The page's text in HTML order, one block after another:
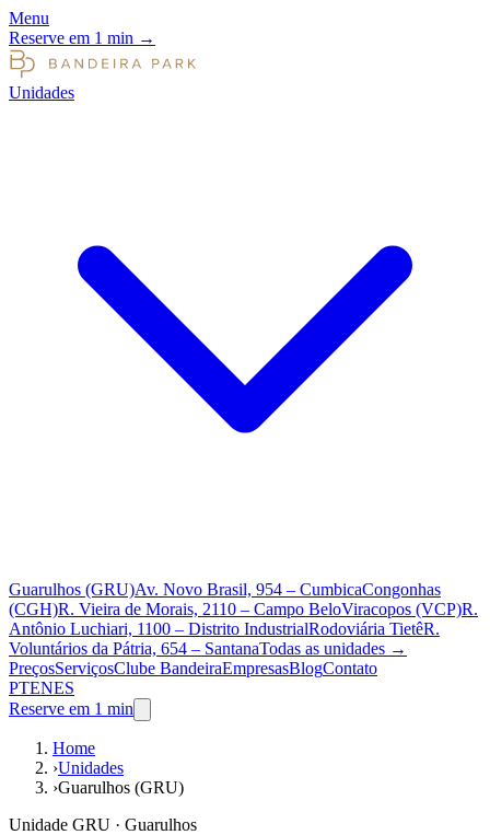
Menu
Reserve em 1 min →
Unidades
Guarulhos (GRU)Av. Novo Brasil, 954 – CumbicaCongonhas
(CGH)R. Vieira de Morais, 2110 – Campo BeloViracopos (VCP)R.
Antônio Luchiari, 1100 – Distrito IndustrialRodoviária TietêR.
Voluntários da Pátria, 654 – SantanaTodas as unidades →
PreçosServiçosClube BandeiraEmpresasBlogContato
PTENES
Reserve em 1 min
Home
›Unidades
›Guarulhos (GRU)
Unidade GRU · Guarulhos